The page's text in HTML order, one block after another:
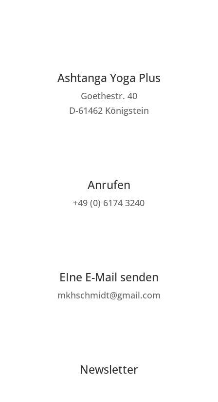
Ashtanga Yoga Plus
Goethestr. 40
D-61462 Königstein
Anrufen
+49 (0) 6174 3240
EIne E-Mail senden
mkhschmidt@gmail.com
Newsletter